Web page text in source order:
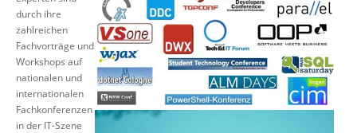
Suche
durch ihre
zahlreichen
Fachvorträge und
Workshops auf
nationalen und
internationalen
Fachkonferenzen
in der IT-Szene